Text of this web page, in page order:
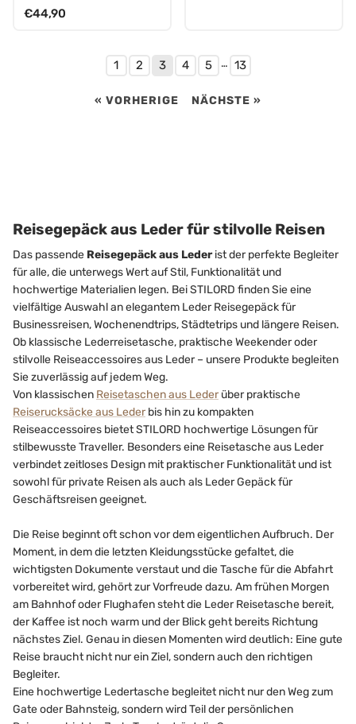
Leder
Normaler Preis
€44,90
« VORHERIGE
1 2 3 4 5 … 13
NÄCHSTE »
Reisegepäck aus Leder für stilvolle Reisen
Das passende Reisegepäck aus Lederist der perfekte Begleiter
für alle, die unterwegs Wert auf Stil, Funktionalität und
hochwertige Materialien legen. Bei STILORD finden Sie eine
vielfältige Auswahl an elegantem Leder Reisegepäck für
Businessreisen, Wochenendtrips, Städtetrips und längere Reisen.
Ob klassische Lederreisetasche, praktische Weekender oder
stilvolle Reiseaccessoires aus Leder – unsere Produkte begleiten
Sie zuverlässig auf jedem Weg.
Von klassischen Reisetaschen aus Leder über praktische
Reiserucksäcke aus Leder bis hin zu kompakten
Reiseaccessoires bietet STILORD hochwertige Lösungen für
stilbewusste Traveller. Besonders eine Reisetasche aus Leder
verbindet zeitloses Design mit praktischer Funktionalität und ist
sowohl für private Reisen als auch als Leder Gepäck für
Geschäftsreisen geeignet.
Die Reise beginnt oft schon vor dem eigentlichen Aufbruch. Der
Moment, in dem die letzten Kleidungsstücke gefaltet, die
wichtigsten Dokumente verstaut und die Tasche für die Abfahrt
vorbereitet wird, gehört zur Vorfreude dazu. Am frühen Morgen
am Bahnhof oder Flughafen steht die Leder Reisetasche bereit,
der Kaffee ist noch warm und der Blick geht bereits Richtung
nächstes Ziel. Genau in diesen Momenten wird deutlich: Eine gute
Reise braucht nicht nur ein Ziel, sondern auch den richtigen
Begleiter.
Eine hochwertige Ledertasche begleitet nicht nur den Weg zum
Gate oder Bahnsteig, sondern wird Teil der persönlichen